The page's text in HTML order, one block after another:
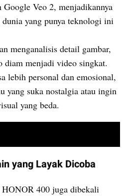
yang punya teknologi ini
menganalisis detail gambar,
diam menjadi video singkat.
lebih personal dan emosional,
yang suka nostalgia atau ingin
yang beda.
yang Layak Dicoba
400 juga dibekali